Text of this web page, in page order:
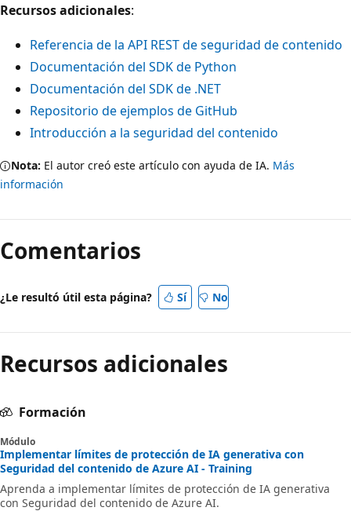
Recursos adicionales:
Referencia de la API REST de seguridad de contenido
Documentación del SDK de Python
Documentación del SDK de .NET
Repositorio de ejemplos de GitHub
Introducción a la seguridad del contenido
Nota: El autor creó este artículo con ayuda de IA. Más
información
Comentarios
¿Le resultó útil esta página? Sí No
Recursos adicionales
Formación
Módulo
Implementar límites de protección de IA generativa con
Seguridad del contenido de Azure AI - Training
Aprenda a implementar límites de protección de IA generativa
con Seguridad del contenido de Azure AI.